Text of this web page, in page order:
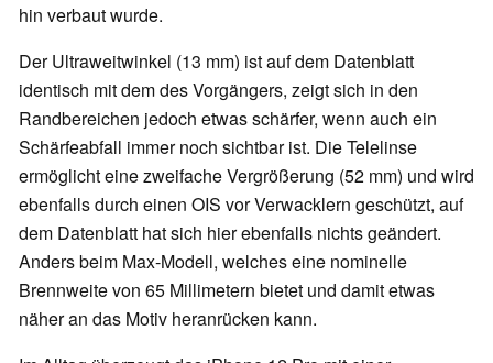
hin verbaut wurde.
Der Ultraweitwinkel (13 mm) ist auf dem Datenblatt
identisch mit dem des Vorgängers, zeigt sich in den
Randbereichen jedoch etwas schärfer, wenn auch ein
Schärfeabfall immer noch sichtbar ist. Die Telelinse
ermöglicht eine zweifache Vergrößerung (52 mm) und wird
ebenfalls durch einen OIS vor Verwacklern geschützt, auf
dem Datenblatt hat sich hier ebenfalls nichts geändert.
Anders beim Max-Modell, welches eine nominelle
Brennweite von 65 Millimetern bietet und damit etwas
näher an das Motiv heranrücken kann.